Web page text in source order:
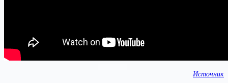
Источник